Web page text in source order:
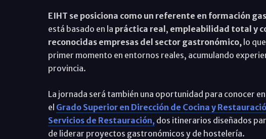
EIHT se posiciona como un referente en formación
está basado en la práctica real, empleabilidad total y
reconocidas empresas del sector gastronómico, lo
primer momento en entornos reales, acumulando
provincia.
La jornada será también una oportunidad para conocer
el Grado Superior en Dirección de Cocina y
Servicios de Restauración, dos itinerarios diseñados
de liderar proyectos gastronómicos y de hostelería.